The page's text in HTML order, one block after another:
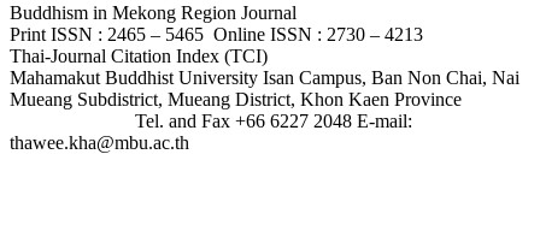
Buddhism in Mekong Region Journal
Print ISSN : 2465 – 5465 Online ISSN : 2730 – 4213
Thai-Journal Citation Index (TCI)
Mahamakut Buddhist University Isan Campus, Ban Non Chai, Nai
Mueang Subdistrict, Mueang District, Khon Kaen Province
Tel. and Fax +66 6227 2048 E-mail:
thawee.kha@mbu.ac.th